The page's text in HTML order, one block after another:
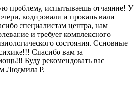
проблему, испытываешь отчаяние! У
кодировали и прокапывали
специалистам центра, нам
и требует комплексного
состояния. Основные
Спасибо вам за
Буду рекомендовать вас
Людмила Р.